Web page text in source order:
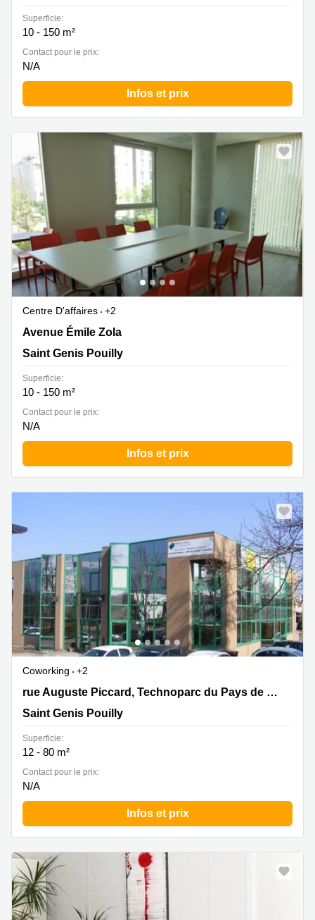
Superficie:
10 - 150 m²
Contact pour le prix:
N/A
Infos et prix
Centre D'affaires
+2
15 avenue Emile Zola , Saint Genis Pouilly
Avenue Émile Zola
Saint Genis Pouilly
Superficie:
10 - 150 m²
Contact pour le prix:
N/A
Infos et prix
Coworking
+2
30 rue Auguste Piccard, Technoparc du Pays de Gex,rue Auguste Piccard, Technoparc du Pays de Gex
Saint Genis Pouilly
Superficie:
12 - 80 m²
Contact pour le prix:
N/A
Infos et prix